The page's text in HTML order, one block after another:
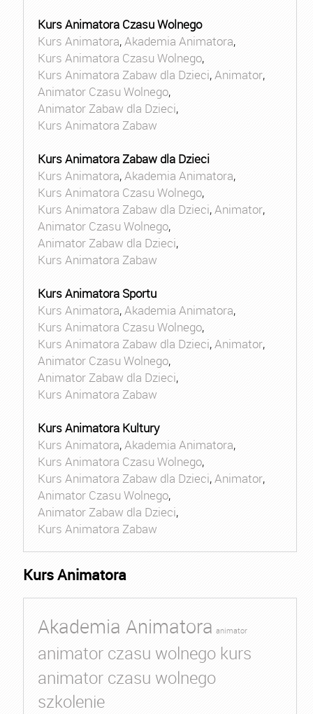
Kurs Animatora Czasu Wolnego
Kurs Animatora,Akademia Animatora,
Kurs Animatora Czasu Wolnego,
Kurs Animatora Zabaw dla Dzieci,Animator,
Animator Czasu Wolnego,
Animator Zabaw dla Dzieci,
Kurs Animatora Zabaw
Kurs Animatora Zabaw dla Dzieci
Kurs Animatora,Akademia Animatora,
Kurs Animatora Czasu Wolnego,
Kurs Animatora Zabaw dla Dzieci,Animator,
Animator Czasu Wolnego,
Animator Zabaw dla Dzieci,
Kurs Animatora Zabaw
Kurs Animatora Sportu
Kurs Animatora,Akademia Animatora,
Kurs Animatora Czasu Wolnego,
Kurs Animatora Zabaw dla Dzieci,Animator,
Animator Czasu Wolnego,
Animator Zabaw dla Dzieci,
Kurs Animatora Zabaw
Kurs Animatora Kultury
Kurs Animatora,Akademia Animatora,
Kurs Animatora Czasu Wolnego,
Kurs Animatora Zabaw dla Dzieci,Animator,
Animator Czasu Wolnego,
Animator Zabaw dla Dzieci,
Kurs Animatora Zabaw
Kurs Animatora
Akademia Animatora animator
animator czasu wolnego kurs
animator czasu wolnego
szkolenie